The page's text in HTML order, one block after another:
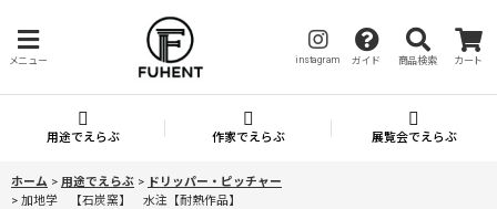
メニュー instagram ガイド 商品検索 カート
用途でえらぶ 作家でえらぶ 展覧会でえらぶ
ホーム > 用途でえらぶ > ドリッパー・ピッチャー
> 加地学 【石炭窯】 水注【耐熱作品】